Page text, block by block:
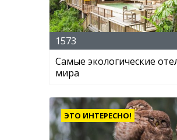
1573
Самые экологические
мира
ЭТО ИНТЕРЕСНО!